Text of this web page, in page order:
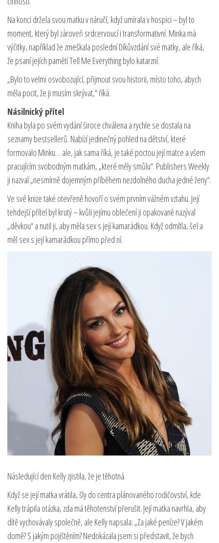
Na konci držela svou matku v náručí, když umírala v hospici – byl to
moment, který byl zároveň srdcervoucí i transformativní. Minka má
výčitky, například že zmeškala poslední Díkůvzdání své matky, ale říká,
že psaní jejích pamětí Tell Me Everything bylo katarzní.
„Bylo to velmi osvobozující, přijmout svou historii, místo toho, abych
měla pocit, že ji musím skrývat,“ říká.
Násilnický přítel
Kniha byla po svém vydání široce chválena a rychle se dostala na
seznamy bestsellerů. Nabízí jedinečný pohled na dětství, které
formovalo Minku… ale, jak sama říká, je také poctou její matce a všem
pracujícím svobodným matkám, „které měly smůlu“. Publishers Weekly
ji nazval „nesmírně dojemným příběhem nezdolného ducha jedné ženy“.
Ve své knize také otevřeně hovoří o svém prvním vážném vztahu. Její
tehdejší přítel byl krutý – kvůli jejímu oblečení ji opakovaně nazýval
„děvkou“ a nutil ji, aby měla sex s její kamarádkou. Když odmítla, šel a
měl sex s její kamarádkou přímo před ní.
Následující den Kelly zjistila, že je těhotná.
Když se její matka vrátila, šly do centra plánovaného rodičovství, kde
Kelly trápila otázka, zda má těhotenství přerušit. Její matka navrhla, aby
dítě vychovávaly společně, ale Kelly napsala: „Za jaké peníze? V jakém
domě? S jakým pojištěním? Nedokázala jsem si představit, že bych